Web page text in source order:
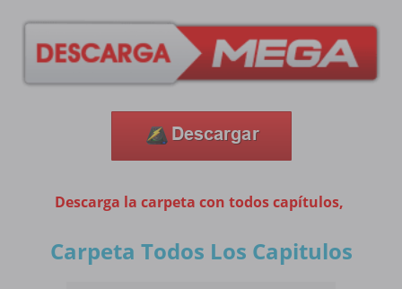
Descarga la carpeta con todos capítulos,
Carpeta Todos Los Capitulos